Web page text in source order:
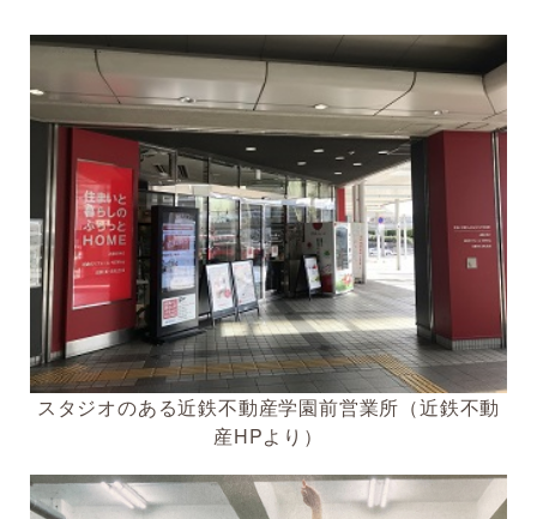
スタジオのある近鉄不動産学園前営業所（近鉄不動
産HPより）